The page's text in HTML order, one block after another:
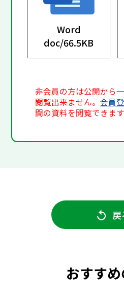
Word
doc/66.5KB
非会員の方は公開から
閲覧出来ません。会員
間の資料を閲覧できます
戻
おすす